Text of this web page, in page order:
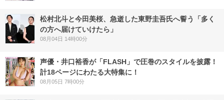
松村北斗と今田美桜、急逝した東野圭吾氏へ誓う「多く
の方へ届けていけたら」
08月04日 14時00分
声優・井口裕香が「FLASH」で圧巻のスタイルを披露！
計18ページにわたる大特集に！
08月05日 7時00分